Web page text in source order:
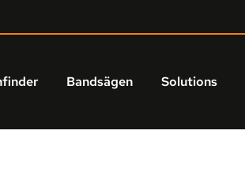
Bandsägen Solutions